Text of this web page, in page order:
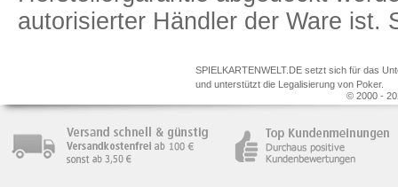
autorisierter Händler der Ware ist.
SPIELKARTENWELT.DE setzt sich für das
und unterstützt die Legalisierung von Poker.
© 2000 -